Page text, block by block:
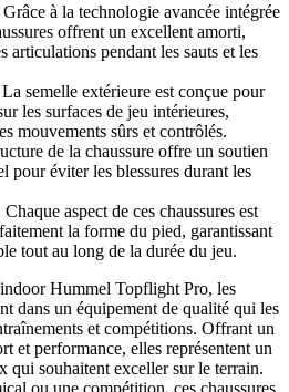
Grâce à la technologie avancée intégrée
offrent un excellent amorti,
articulations pendant les sauts et les
La semelle extérieure est conçue pour
les surfaces de jeu intérieures,
mouvements sûrs et contrôlés.
de la chaussure offre un soutien
pour éviter les blessures durant les
Chaque aspect de ces chaussures est
la forme du pied, garantissant
tout au long de la durée du jeu.
Hummel Topflight Pro, les
dans un équipement de qualité qui les
et compétitions. Offrant un
et performance, elles représentent un
qui souhaitent exceller sur le terrain.
ou une compétition, ces chaussures